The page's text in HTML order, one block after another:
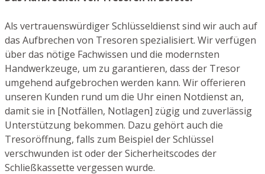
Als vertrauenswürdiger Schlüsseldienst sind wir auch auf
das Aufbrechen von Tresoren spezialisiert. Wir verfügen
über das nötige Fachwissen und die modernsten
Handwerkzeuge, um zu garantieren, dass der Tresor
umgehend aufgebrochen werden kann. Wir offerieren
unseren Kunden rund um die Uhr einen Notdienst an,
damit sie in [Notfällen, Notlagen] zügig und zuverlässig
Unterstützung bekommen. Dazu gehört auch die
Tresoröffnung, falls zum Beispiel der Schlüssel
verschwunden ist oder der Sicherheitscodes der
Schließkassette vergessen wurde.